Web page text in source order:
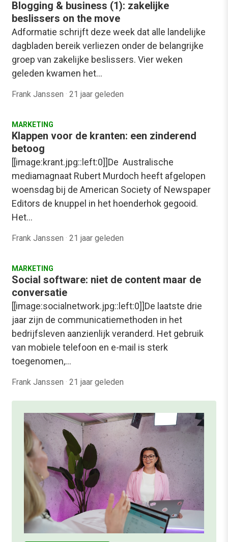
Blogging & business (1): zakelijke
beslissers on the move
Adformatie schrijft deze week dat alle landelijke
dagbladen bereik verliezen onder de belangrijke
groep van zakelijke beslissers. Vier weken
geleden kwamen het…
Frank Janssen · 21 jaar geleden
MARKETING
Klappen voor de kranten: een zinderend
betoog
[[image:krant.jpg::left:0]]De Australische
mediamagnaat Rubert Murdoch heeft afgelopen
woensdag bij de American Society of Newspaper
Editors de knuppel in het hoenderhok gegooid.
Het…
Frank Janssen · 21 jaar geleden
MARKETING
Social software: niet de content maar de
conversatie
[[image:socialnetwork.jpg::left:0]]De laatste drie
jaar zijn de communicatiemethoden in het
bedrijfsleven aanzienlijk veranderd. Het gebruik
van mobiele telefoon en e-mail is sterk
toegenomen,…
Frank Janssen · 21 jaar geleden